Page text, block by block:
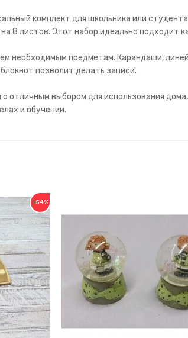
комплект для школьника или
8 листов. Этот набор идеально подходит
необходимым предметам. Карандаши,
позволит делать записи.
выбором для использования
и обучении.
−54%